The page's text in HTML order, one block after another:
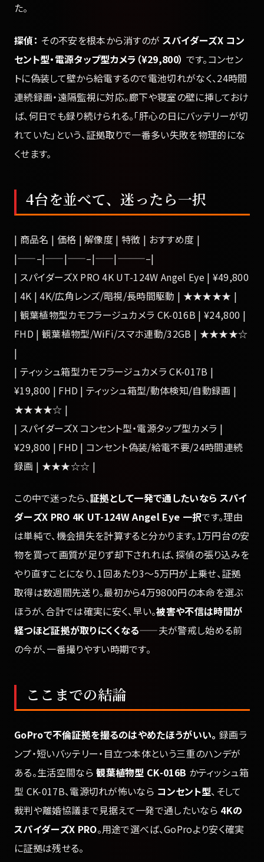
た。
探偵： その不安を根本から消すのが スパイダーズX コン
セント型・電源タップ型カメラ（¥29,800） です。コンセン
トに偽装して壁から給電するので電池切れがなく、24時間
連続録画・遠隔監視に対応。廊下や寝室の壁に挿しておけ
ば、何日でも録り続けられる。「肝心の日にバッテリーが切
れていた」という、証拠取りで一番多い失敗を物理的にな
くせます。
4台を並べて、迷ったら一択
| 商品名 | 価格 | 解像度 | 特徴 | おすすめ度 |
|——–|——|——–|——|———–|
| スパイダーズX PRO 4K UT-124W Angel Eye | ¥49,800
| 4K | 4K/広角レンズ/暗視/長時間駆動 | ★★★★★ |
| 観葉植物型カモフラージュカメラ CK-016B | ¥24,800 |
FHD | 観葉植物型/WiFi/スマホ連動/32GB | ★★★★☆
|
| ティッシュ箱型カモフラージュカメラ CK-017B |
¥19,800 | FHD | ティッシュ箱型/動体検知/自動録画 |
★★★★☆ |
| スパイダーズX コンセント型・電源タップ型カメラ |
¥29,800 | FHD | コンセント偽装/給電不要/24時間連続
録画 | ★★★☆☆ |
この中で迷ったら、証拠として一発で通したいなら スパイ
ダーズX PRO 4K UT-124W Angel Eye 一択です。理由
は単純で、機会損失を計算すると分かります。1万円台の安
物を買って画質が足りず却下されれば、探偵の張り込みを
やり直すことになり、1回あたり3〜5万円が上乗せ、証拠
取得は数週間先送り。最初から4万9800円の本命を選ぶ
ほうが、合計では確実に安く、早い。被害や不信は時間が
経つほど証拠が取りにくくなる——夫が警戒し始める前
の今が、一番撮りやすい時期です。
ここまでの結論
GoProで不倫証拠を撮るのはやめたほうがいい。 録画ラ
ンプ・短いバッテリー・目立つ本体という三重のハンデが
ある。生活空間なら観葉植物型 CK-016B かティッシュ箱
型 CK-017B、電源切れが怖いなら コンセント型、そして
裁判や離婚協議まで見据えて一発で通したいなら 4Kの
スパイダーズX PRO。用途で選べば、GoProより安く確実
に証拠は残せる。